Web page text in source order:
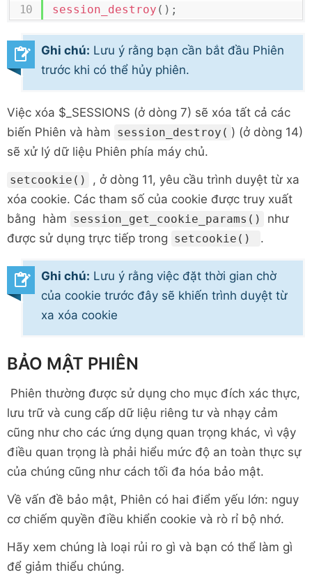
session_destroy ( ) ;
Ghi chú: Lưu ý rằng bạn cần bắt đầu Phiên
trước khi có thể hủy phiên.
Việc xóa $_SESSIONS (ở dòng 7) sẽ xóa tất cả các
biến Phiên và hàm session_destroy( ) (ở dòng 14)
sẽ xử lý dữ liệu Phiên phía máy chủ.
setcookie()
, ở dòng 11, yêu cầu trình duyệt từ xa
xóa cookie. Các tham số của cookie được truy xuất
bằng hàm session_get_cookie_params()
như
được sử dụng trực tiếp trong setcookie() .
Ghi chú: Lưu ý rằng việc đặt thời gian chờ
của cookie trước đây sẽ khiến trình duyệt từ
xa xóa cookie
BẢO MẬT PHIÊN
Phiên thường được sử dụng cho mục đích xác thực,
lưu trữ và cung cấp dữ liệu riêng tư và nhạy cảm
cũng như cho các ứng dụng quan trọng khác, vì vậy
điều quan trọng là phải hiểu mức độ an toàn thực sự
của chúng cũng như cách tối đa hóa bảo mật.
Về vấn đề bảo mật, Phiên có hai điểm yếu lớn: nguy
cơ chiếm quyền điều khiển cookie và rò rỉ bộ nhớ.
Hãy xem chúng là loại rủi ro gì và bạn có thể làm gì
để giảm thiểu chúng.